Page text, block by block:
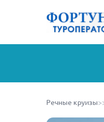
Речные круизы